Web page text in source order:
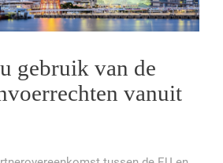
gebruik van de
vanuit